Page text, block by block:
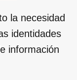
la necesidad
identidades
información